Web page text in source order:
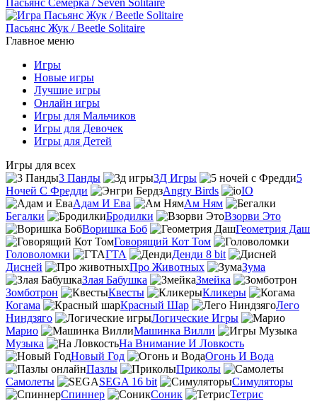
Пасьянс Жук / Beetle Solitaire
Главное меню
Игры
Новые игры
Лучшие игры
Онлайн игры
Игры для Мальчиков
Игры для Девочек
Игры для Детей
Игры для всех
3 Панды
3Д Игры
5
Ночей С Фредди
Angry Birds
IO
Адам И Ева
Ам Ням
Бегалки
Бродилки
Взорви Это
Воришка Боб
Геометрия Даш
Говорящий Кот Том
Головоломки
ГТА
Денди 8 bit
Дисней
Про Животных
Зума
Злая Бабушка
Змейка
Зомботрон
Квесты
Кликеры
Когама
Красный Шар
Лего
Ниндзяго
Логические Игры
Марио
Машинка Вилли
Музыка
На Внимание И Ловкость
Новый Год
Огонь И Вода
Пазлы
Приколы
Самолеты
SEGA 16 bit
Симуляторы
Спиннер
Соник
Тетрис